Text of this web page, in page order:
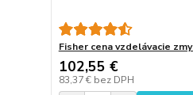
Fisher cena vzdelávacie
102,55 €
83,37 € bez DPH